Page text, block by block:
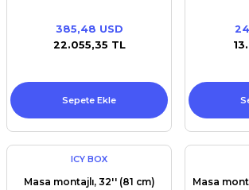
385,48 USD
22.055,35 TL
Sepete Ekle
ICY BOX
Masa montajlı, 32'' (81 cm)
Masa